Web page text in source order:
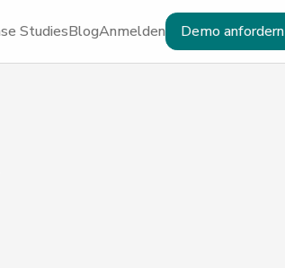
StudiesBlogAnmelden Demo anfordern